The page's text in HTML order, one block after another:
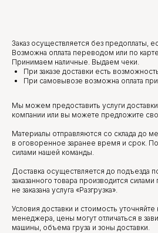
Заказ осуществляется без предоплаты,
Возможна оплата переводом или по
Принимаем наличные. Выдаем чеки.
При заказе доставки есть
При самовывозе возможна оплата
Мы можем предоставить услуги
компании или вы можете предложите
Материалы отправляются со склада до
в оговоренное заранее время и срок.
силами нашей команды.
Доставка осуществляется до подъезда
заказанного товара производится силами
не заказана услуга «Разгрузка».
Условия доставки и стоимость уточняйте
менеджера, цены могут отличаться в
машины, объема груза и зоны доставки.